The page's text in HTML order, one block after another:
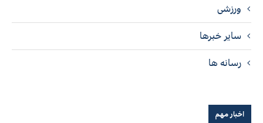
ورزشی
سایر خبرها
رسانه ها
اخبار مهم